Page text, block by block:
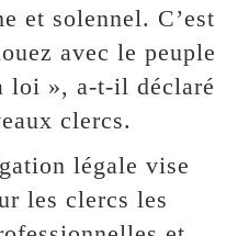
et solennel. C’est
avec le peuple
loi », a-t-il déclaré
clercs.
légale vise
les clercs les